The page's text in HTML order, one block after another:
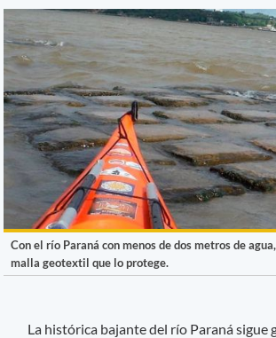
Con el río Paraná con menos de dos metros de
malla geotextil que lo protege.
La histórica bajante del río Paraná sigue